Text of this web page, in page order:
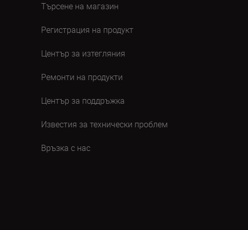
Търсене на магазин
Регистрация на продукт
Център за изтегляния
Ремонти на продукти
Център за поддръжка
Известия за технически проблем
Връзка с нас